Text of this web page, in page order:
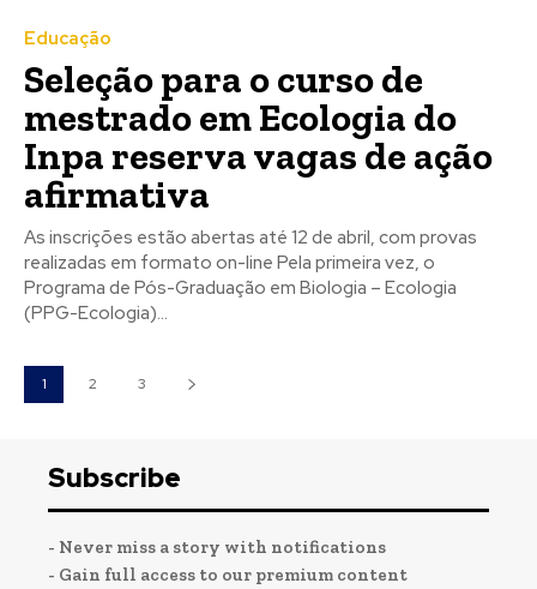
Educação
Seleção para o curso de
mestrado em Ecologia do
Inpa reserva vagas de ação
afirmativa
As inscrições estão abertas até 12 de abril, com provas
realizadas em formato on-line Pela primeira vez, o
Programa de Pós-Graduação em Biologia – Ecologia
(PPG-Ecologia)...
1 2 3
Subscribe
- Never miss a story with notifications
- Gain full access to our premium content